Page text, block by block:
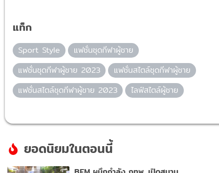
แท็ก
Sport Style
แฟชั่นชุดกีฬาผู้ชาย
แฟชั่นชุดกีฬาผู้ชาย 2023
แฟชั่นสไตล์ชุดกีฬาผู้ชาย
แฟชั่นสไตล์ชุดกีฬาผู้ชาย 2023
ไลฟ์สไตล์ผู้ชาย
ยอดนิยมในตอนนี้